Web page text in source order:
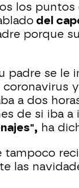
los puntos
del
porque
padre se le
a dos
de si iba a
ha
tampoco
las